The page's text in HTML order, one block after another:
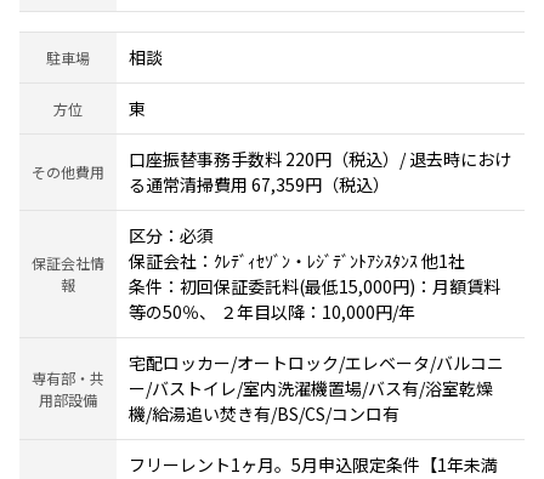
駐車場 相談
方位 東
その他費用
口座振替事務手数料 220円（税込）/ 退去時におけ
る通常清掃費用 67,359円（税込）
保証会社情
報
区分：必須
保証会社：ｸﾚﾃﾞｨｾｿﾞﾝ・ﾚｼﾞﾃﾞﾝﾄｱｼｽﾀﾝｽ 他1社
条件：初回保証委託料(最低15,000円)：月額賃料
等の50％、 ２年目以降：10,000円/年
専有部・共
用部設備
宅配ロッカー/オートロック/エレベータ/バルコニ
ー/バストイレ/室内洗濯機置場/バス有/浴室乾燥
機/給湯追い焚き有/BS/CS/コンロ有
フリーレント1ヶ月。5月申込限定条件【1年未満